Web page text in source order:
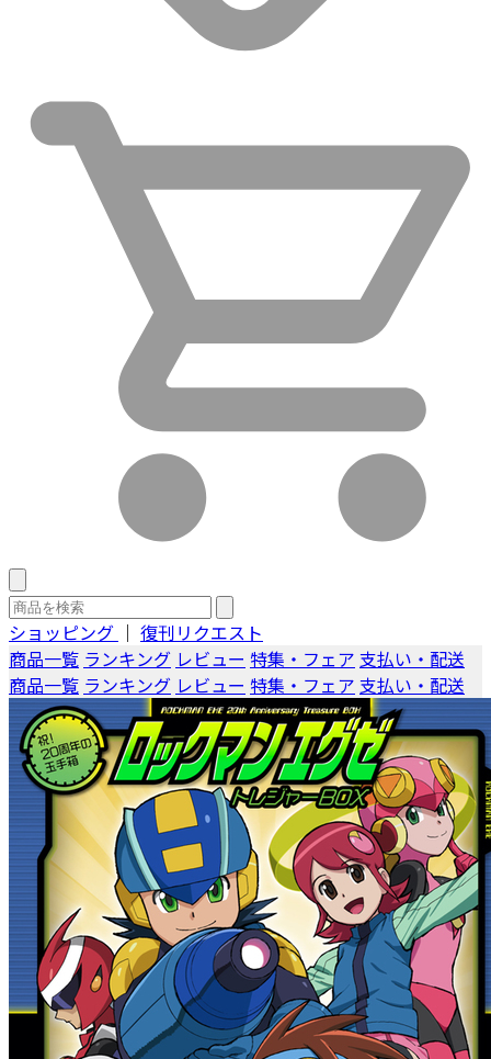
ショッピング ｜ 復刊リクエスト
商品一覧 ランキング レビュー 特集・フェア 支払い・配送
商品一覧 ランキング レビュー 特集・フェア 支払い・配送